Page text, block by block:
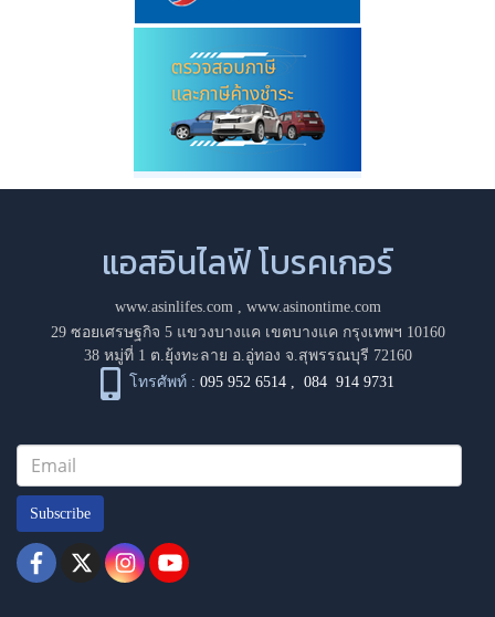
แอสอินไลฟ์ โบรคเกอร์
www.asinlifes.com, www.asinontime.com
29 ซอยเศรษฐกิจ 5 แขวงบางแค เขตบางแค กรุงเทพฯ 10160
38 หมู่ที่ 1 ต.ยุ้งทะลาย อ.อู่ทอง จ.สุพรรณบุรี 72160
โทรศัพท์ : 095 952 6514 ,084 914 9731
Subscribe